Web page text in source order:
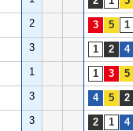
2
3
1
3
3